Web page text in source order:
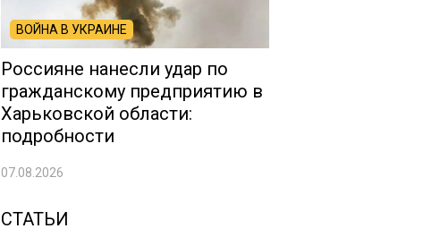
ВОЙНА В УКРАИНЕ
Россияне нанесли удар по
гражданскому предприятию в
Харьковской области:
подробности
07.08.2026
СТАТЬИ